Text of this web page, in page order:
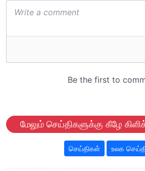
மேலும் செய்திகளுக்கு கீழே
செய்திகள் உலக